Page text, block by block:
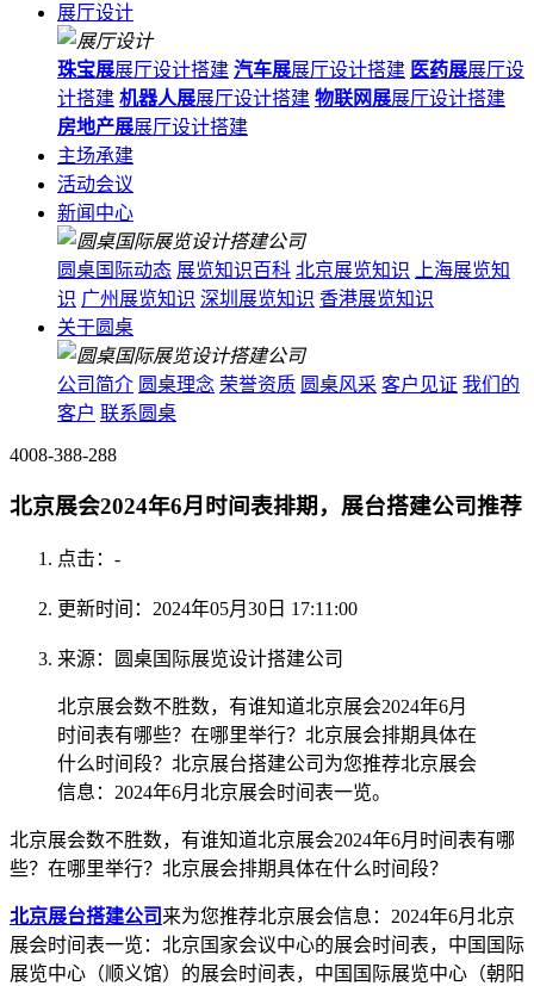
展厅设计
珠宝展展厅设计搭建 汽车展展厅设计搭建 医药展展厅设
计搭建 机器人展展厅设计搭建 物联网展展厅设计搭建
房地产展展厅设计搭建
主场承建
活动会议
新闻中心
圆桌国际动态 展览知识百科 北京展览知识
上海展览知
识 广州展览知识 深圳展览知识 香港展览知识
关于圆桌
公司简介 圆桌理念 荣誉资质 圆桌风采 客户见证 我们的
客户 联系圆桌
4008-388-288
北京展会2024年6月时间表排期，展台搭建公司推荐
点击： -
更新时间：2024年05月30日 17:11:00
来源：圆桌国际展览设计搭建公司
北京展会数不胜数，有谁知道北京展会2024年6月
时间表有哪些？在哪里举行？北京展会排期具体在
什么时间段？北京展台搭建公司为您推荐北京展会
信息：2024年6月北京展会时间表一览。
北京展会数不胜数，有谁知道北京展会2024年6月时间表有哪
些？在哪里举行？北京展会排期具体在什么时间段？
北京展台搭建公司 来为您推荐北京展会信息：2024年6月北京
展会时间表一览：北京国家会议中心的展会时间表，中国国际
展览中心（顺义馆）的展会时间表，中国国际展览中心（朝阳